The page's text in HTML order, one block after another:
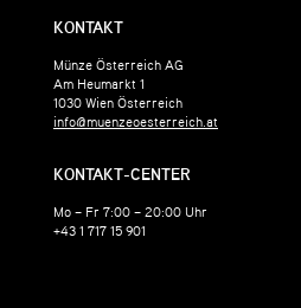
KONTAKT
Münze Österreich AG
Am Heumarkt 1
1030 Wien Österreich
info@muenzeoesterreich.at
KONTAKT-CENTER
Mo – Fr 7:00 – 20:00 Uhr
+43 1 717 15 901